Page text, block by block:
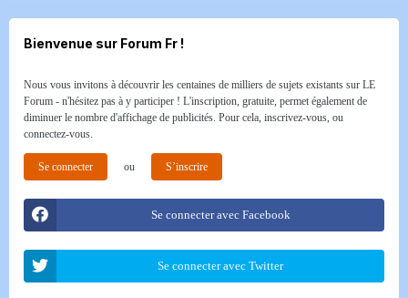
Bienvenue sur Forum Fr !
Nous vous invitons à découvrir les centaines de milliers de sujets existants sur LE
Forum - n'hésitez pas à y participer ! L'inscription, gratuite, permet également de
diminuer le nombre d'affichage de publicités. Pour cela, inscrivez-vous, ou
connectez-vous.
Se connecter ou S’inscrire
Se connecter avec Facebook
Se connecter avec Twitter